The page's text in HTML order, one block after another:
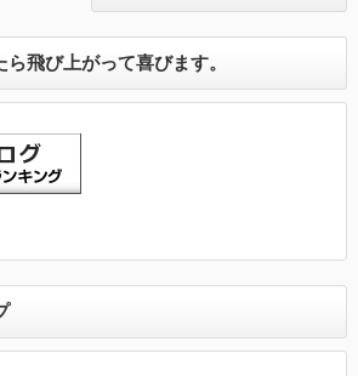
飛び上がって喜びます。